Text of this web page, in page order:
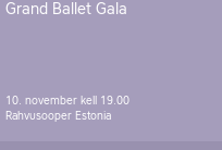
Grand Ballet Gala
10. november kell 19.00
Rahvusooper Estonia